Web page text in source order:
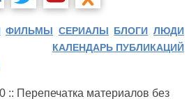
ФИЛЬМЫ СЕРИАЛЫ БЛОГИ ЛЮДИ
КАЛЕНДАРЬ ПУБЛИКАЦИЙ
:: Перепечатка материалов без